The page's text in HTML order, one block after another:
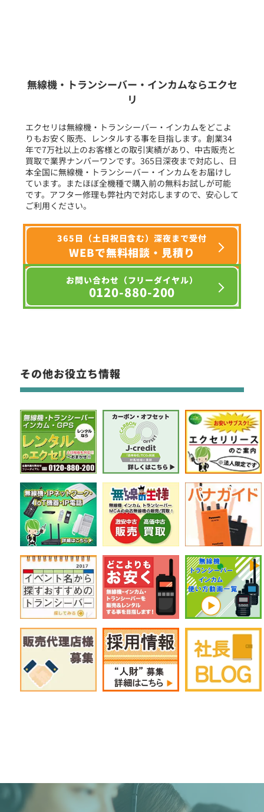
フリーワード入力(製品名等)
選択条件をリセット
無線機・トランシーバー・インカムならエクセ
リ
エクセリは無線機・トランシーバー・インカムをどこよ
りもお安く販売、レンタルする事を目指します。創業34
年で7万社以上のお客様との取引実績があり、中古販売と
買取で業界ナンバーワンです。365日深夜まで対応し、日
本全国に無線機・トランシーバー・インカムをお届けし
ています。またほぼ全機種で購入前の無料お試しが可能
です。アフター修理も弊社内で対応しますので、安心して
ご利用ください。
365日（土日祝日含む）深夜まで受付
WEBで無料相談・見積り
お問い合わせ（フリーダイヤル）
0120-880-200
その他お役立ち情報